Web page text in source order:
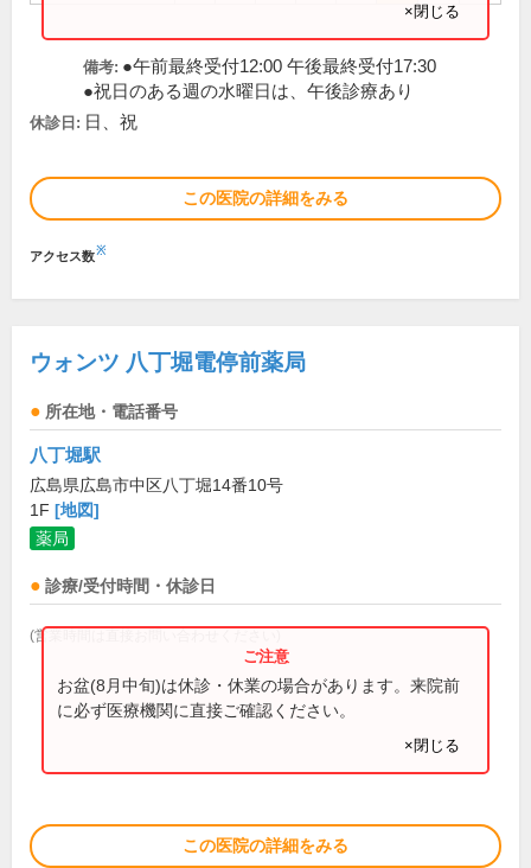
×閉じる
備考: ●午前最終受付12:00 午後最終受付17:30
●祝日のある週の水曜日は、午後診療あり
休診日: 日、祝
この医院の詳細をみる
アクセス数※
ウォンツ 八丁堀電停前薬局
所在地・電話番号
八丁堀駅
広島県広島市中区八丁堀14番10号
1F [地図]
薬局
診療/受付時間・休診日
(営業時間は直接お問い合わせください)
お盆(8月中旬)は休診・休業の場合があります。来院前
に必ず医療機関に直接ご確認ください。
×閉じる
この医院の詳細をみる